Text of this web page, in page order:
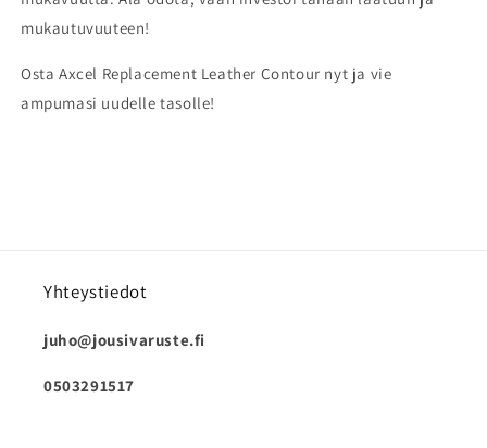
mukautuvuuteen!
Osta Axcel Replacement Leather Contour nyt ja vie
ampumasi uudelle tasolle!
Yhteystiedot
juho@jousivaruste.fi
0503291517